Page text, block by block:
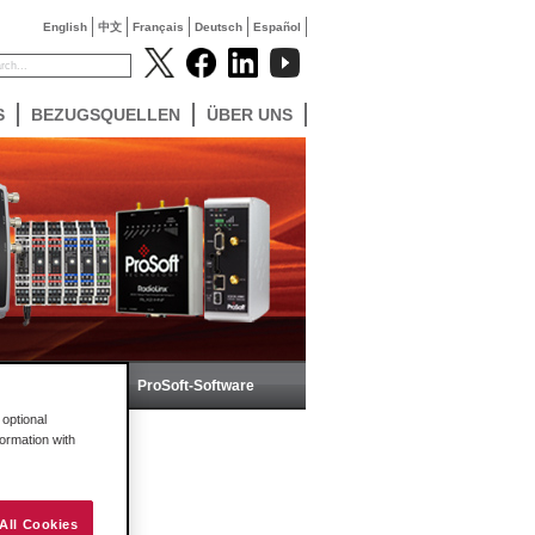
English 中文 Français Deutsch Español
BEZUGSQUELLEN ÜBER UNS
ProSoft-Software
with
Cookies